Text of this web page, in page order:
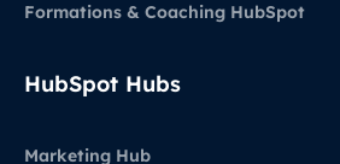
Formations & Coaching HubSpot
HubSpot Hubs
Marketing Hub